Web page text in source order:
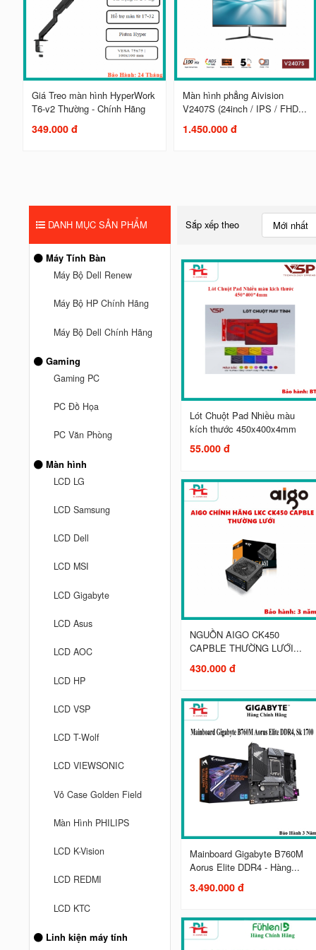
Giá Treo màn hình HyperWork
T6-v2 Thường - Chính Hãng
349.000 đ
Màn hình phẳng Aivision
V2407S (24inch / IPS / FHD...
1.450.000 đ
DANH MỤC SẢN PHẨM
Máy Tính Bàn
Máy Bộ Dell Renew
Máy Bộ HP Chính Hãng
Máy Bộ Dell Chính Hãng
Gaming
Gaming PC
PC Đồ Họa
PC Văn Phòng
Màn hình
LCD LG
LCD Samsung
LCD Dell
LCD MSI
LCD Gigabyte
LCD Asus
LCD AOC
LCD HP
LCD VSP
LCD T-Wolf
LCD VIEWSONIC
Vỏ Case Golden Field
Màn Hình PHILIPS
LCD K-Vision
LCD REDMI
LCD KTC
Linh kiện máy tính
Sắp xếp theo Mới nhất
Lót Chuột Pad Nhiều màu
kích thước 450x400x4mm
55.000 đ
NGUỒN AIGO CK450
CAPBLE THƯỜNG LƯỚI...
430.000 đ
Mainboard Gigabyte B760M
Aorus Elite DDR4 - Hàng...
3.490.000 đ